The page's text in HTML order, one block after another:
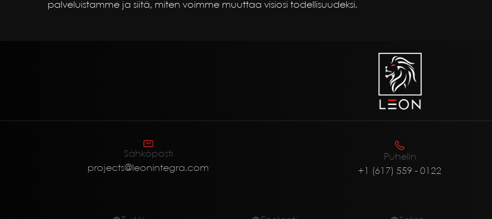
palveluistamme ja siitä, miten voimme muuttaa visiosi todellisuudeksi.
Sähköposti
projects@leonintegra.com
Puhelin
+1 (617) 559 - 0122